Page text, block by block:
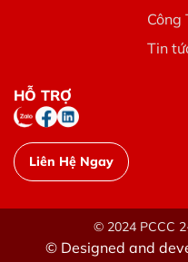
Công
Tin
HỖ TRỢ
Liên Hệ Ngay
© 2024 PCCC
© Designed and